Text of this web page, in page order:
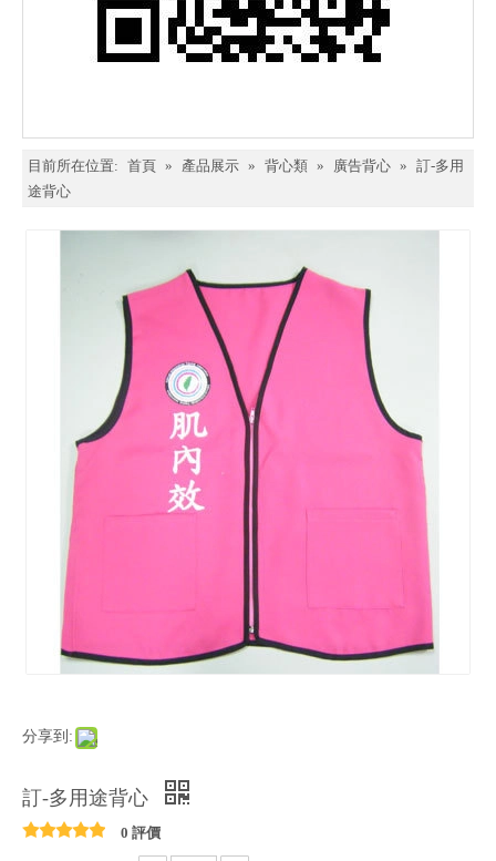
目前所在位置: 首頁 » 產品展示 » 背心類 » 廣告背心 » 訂-多用
途背心
分享到:
訂-多用途背心
0 評價